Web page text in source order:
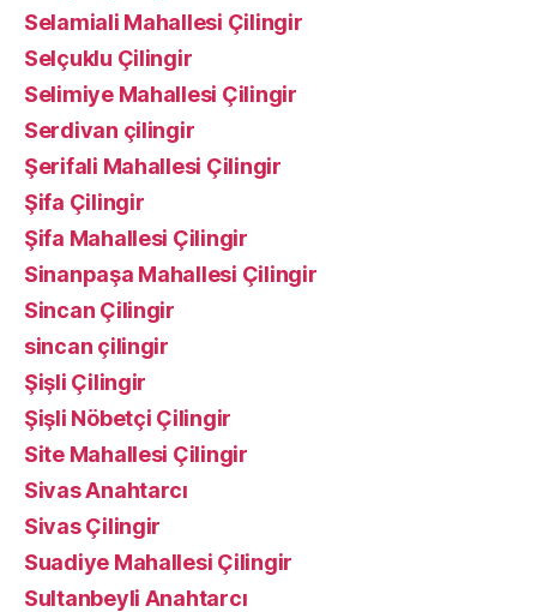
Selamiali Mahallesi Çilingir
Selçuklu Çilingir
Selimiye Mahallesi Çilingir
Serdivan çilingir
Şerifali Mahallesi Çilingir
Şifa Çilingir
Şifa Mahallesi Çilingir
Sinanpaşa Mahallesi Çilingir
Sincan Çilingir
sincan çilingir
Şişli Çilingir
Şişli Nöbetçi Çilingir
Site Mahallesi Çilingir
Sivas Anahtarcı
Sivas Çilingir
Suadiye Mahallesi Çilingir
Sultanbeyli Anahtarcı